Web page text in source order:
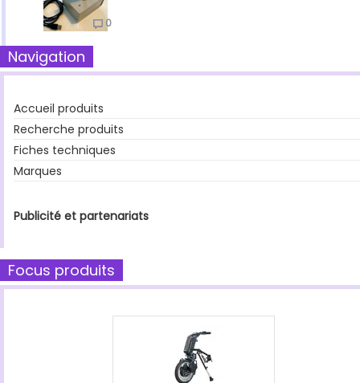
0
Navigation
Accueil produits
Recherche produits
Fiches techniques
Marques
Publicité et partenariats
Focus produits